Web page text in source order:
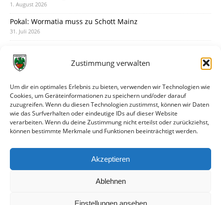
Zustimmung verwalten
Um dir ein optimales Erlebnis zu bieten, verwenden wir Technologien wie
Cookies, um Geräteinformationen zu speichern und/oder darauf
zuzugreifen. Wenn du diesen Technologien zustimmst, können wir Daten
wie das Surfverhalten oder eindeutige IDs auf dieser Website
verarbeiten. Wenn du deine Zustimmung nicht erteilst oder zurückziehst,
können bestimmte Merkmale und Funktionen beeinträchtigt werden.
Akzeptieren
Ablehnen
Einstellungen ansehen
1. August 2026
Pokal: Wormatia muss zu Schott Mainz
31. Juli 2026
30. Juli 2026
28. Juli 2026
Neuer Rückensponsor
28. Juli 2026
Neue Podcast-Folge: So tickt Björn!
Eindrücke vom Stadionfest
27. Juli 2026